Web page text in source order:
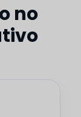
no